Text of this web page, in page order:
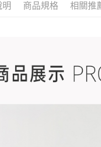
明 商品規格 相關推